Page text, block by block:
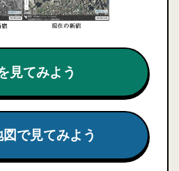
見てみよう
で見てみよう